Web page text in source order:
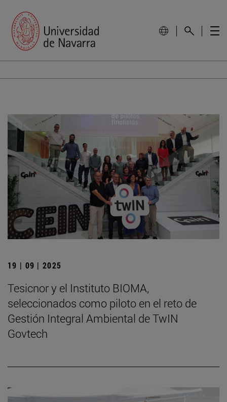
19 | 09 | 2025
Tesicnor y el Instituto BIOMA,
seleccionados como piloto en el reto de
Gestión Integral Ambiental de TwIN
Govtech